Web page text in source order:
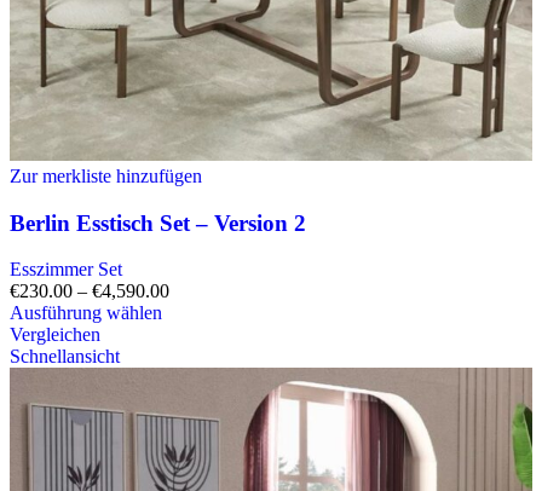
Zur merkliste hinzufügen
Berlin Esstisch Set – Version 2
Esszimmer Set
€230.00 – €4,590.00
Ausführung wählen
Vergleichen
Schnellansicht